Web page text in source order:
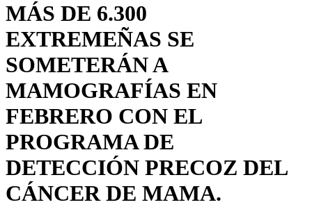
MÁS DE 6.300
EXTREMEÑAS SE
SOMETERÁN A
MAMOGRAFÍAS EN
FEBRERO CON EL
PROGRAMA DE
DETECCIÓN PRECOZ DEL
CÁNCER DE MAMA.